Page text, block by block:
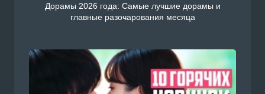
Дорамы 2026 года: Самые лучшие дорамы и
главные разочарования месяца